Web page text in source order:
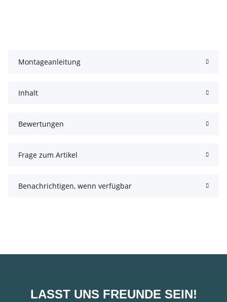
Montageanleitung
Inhalt
Bewertungen
Frage zum Artikel
Benachrichtigen, wenn verfügbar
LASST UNS FREUNDE SEIN!